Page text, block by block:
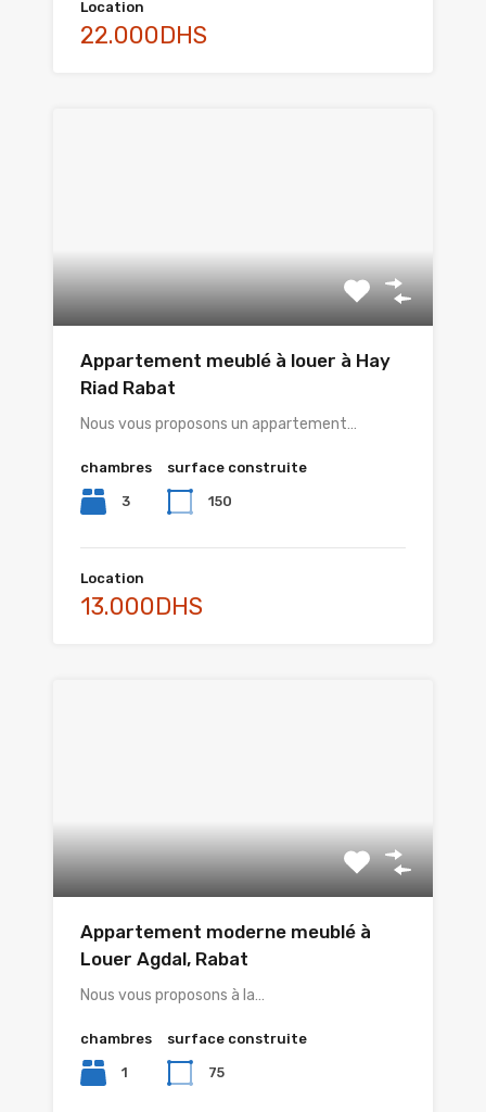
Location
22.000DHS
Appartement meublé à louer à Hay
Riad Rabat
Nous vous proposons un appartement…
chambres
3
surface construite
150
Location
13.000DHS
Appartement moderne meublé à
Louer Agdal, Rabat
Nous vous proposons à la…
chambres
1
surface construite
75